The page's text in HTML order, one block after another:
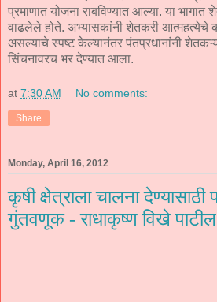
प्रमाणात योजना राबविण्यात आल्या. या
वाढलेले होते. अभ्यासकांनी शेतकरी आत्महत्येचे
असल्याचे स्पष्ट केल्यानंतर पंतप्रधानांनी
सिंचनावरच भर देण्यात आला.
at 7:30 AM No comments:
Share
Monday, April 16, 2012
कृषी क्षेत्राला चालना देण्यासाठी
गुंतवणूक - राधाकृष्ण विखे पाटील